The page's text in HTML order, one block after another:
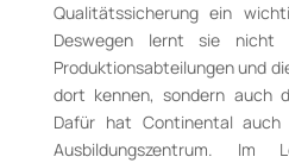
Qualitätssicherung ein
Deswegen lernt sie nicht
Produktionsabteilungen und
dort kennen, sondern auch
Dafür hat Continental
Ausbildungszentrum. Im